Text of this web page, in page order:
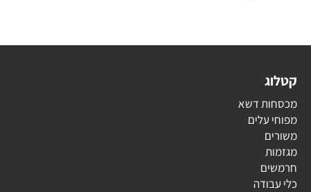
קטלוג
מכסחות דשא
מפוחי עלים
משורים
מגזמות
חרמשים
כלי עבודה